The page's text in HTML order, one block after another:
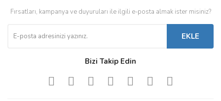
Fırsatları, kampanya ve duyuruları ile ilgili e-posta almak ister misiniz?
EKLE
Bizi Takip Edin